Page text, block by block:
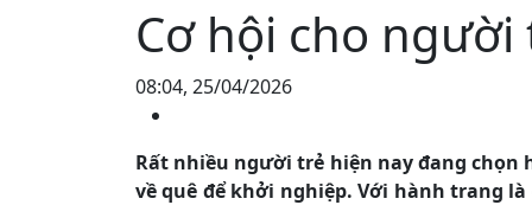
Cơ hội cho người
08:04, 25/04/2026
Rất nhiều người trẻ hiện nay đang
về quê để khởi nghiệp. Với hành trang